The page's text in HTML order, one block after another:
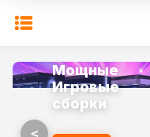
Мощные
Игровые
сборки
<